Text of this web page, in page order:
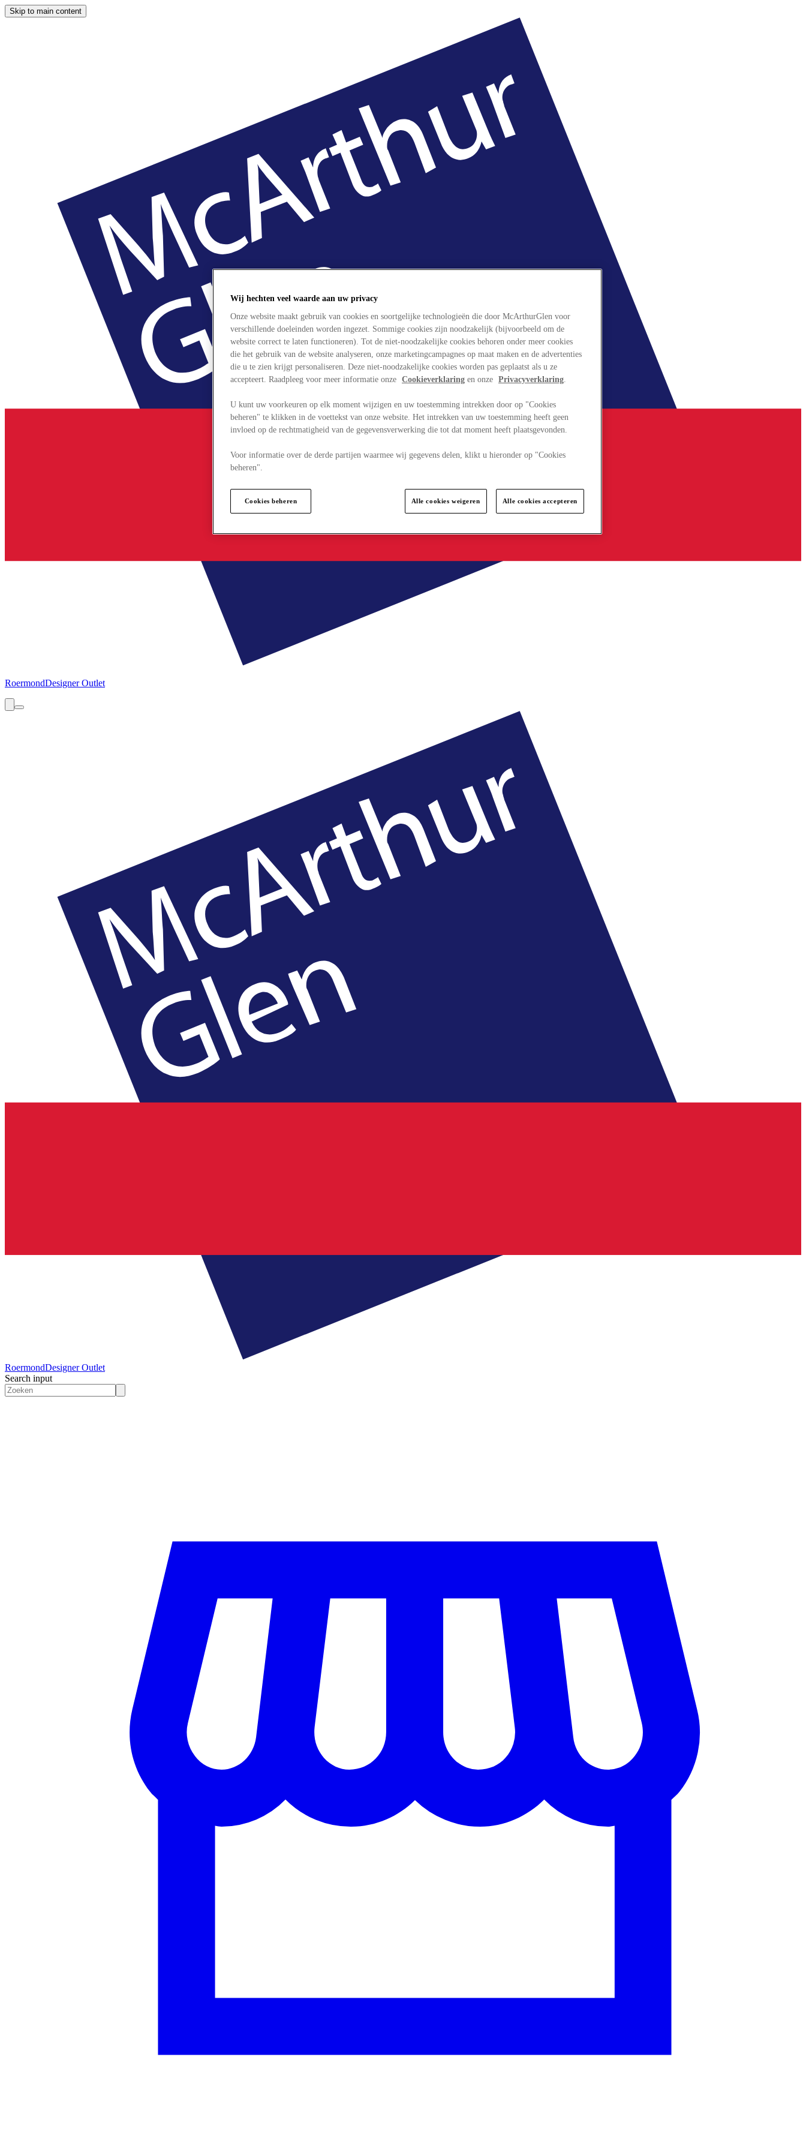
Skip to main content
RoermondDesigner Outlet
RoermondDesigner Outlet
Search input
Wij hechten veel waarde aan uw privacy
Onze website maakt gebruik van cookies en soortgelijke technologieën die door McArthurGlen voor
verschillende doeleinden worden ingezet. Sommige cookies zijn noodzakelijk (bijvoorbeeld om de
website correct te laten functioneren). Tot de niet-noodzakelijke cookies behoren onder meer cookies
die het gebruik van de website analyseren, onze marketingcampagnes op maat maken en de advertenties
die u te zien krijgt personaliseren. Deze niet-noodzakelijke cookies worden pas geplaatst als u ze
accepteert. Raadpleeg voor meer informatie onze Cookieverklaring en onze Privacyverklaring.
U kunt uw voorkeuren op elk moment wijzigen en uw toestemming intrekken door op "Cookies
beheren" te klikken in de voettekst van onze website. Het intrekken van uw toestemming heeft geen
invloed op de rechtmatigheid van de gegevensverwerking die tot dat moment heeft plaatsgevonden.
Voor informatie over de derde partijen waarmee wij gegevens delen, klikt u hieronder op "Cookies
beheren".
Cookies beheren Alle cookies weigeren Alle cookies accepteren